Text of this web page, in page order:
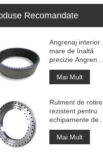
Recomandate
Angrenaj interior
mare de înaltă
precizie Angrenaj
de circumferință
din metal cilindru
cu tratament de
Mai Mult
Rulment de rotire
rezistent pentru
echipamente de
macara portuară
Mai Mult